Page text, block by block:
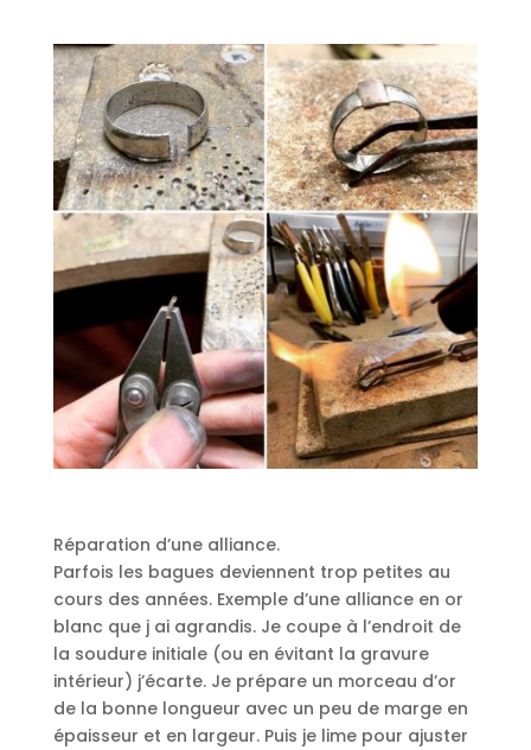
Réparation d’une alliance.
Parfois les bagues deviennent trop petites au
cours des années. Exemple d’une alliance en or
blanc que j ai agrandis. Je coupe à l’endroit de
la soudure initiale (ou en évitant la gravure
intérieur) j’écarte. Je prépare un morceau d’or
de la bonne longueur avec un peu de marge en
épaisseur et en largeur. Puis je lime pour ajuster